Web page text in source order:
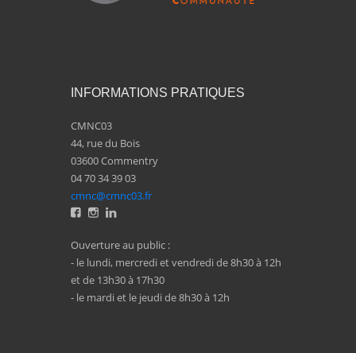
INFORMATIONS PRATIQUES
CMNC03
44, rue du Bois
03600 Commentry
04 70 34 39 03
cmnc@cmnc03.fr
Ouverture au public :
- le lundi, mercredi et vendredi de 8h30 à 12h
et de 13h30 à 17h30
- le mardi et le jeudi de 8h30 à 12h